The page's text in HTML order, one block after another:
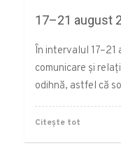
17–21 august
În intervalul
comunicare și
odihnă, astfel că
Citește tot